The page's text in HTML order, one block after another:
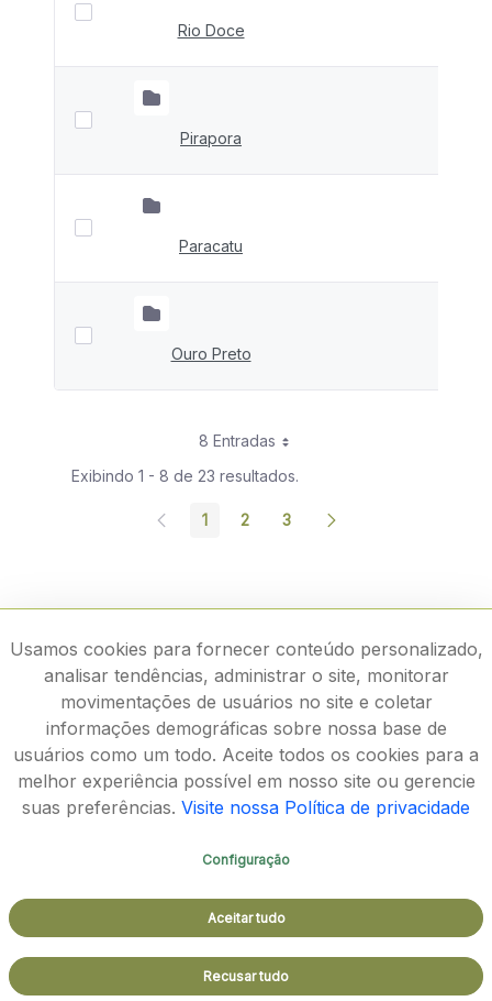
Rio Doce
Pirapora
Paracatu
Ouro Preto
8 Entradas
Exibindo 1 - 8 de 23 resultados.
Página
1 Página
2 Página
3
Rodovia João Paulo II, 4143, Bairro Serra Verde - CEP
31630-900
Aspectos legais e responsabilidades - Política de
Usamos cookies para fornecer conteúdo personalizado,
analisar tendências, administrar o site, monitorar
movimentações de usuários no site e coletar
informações demográficas sobre nossa base de
usuários como um todo. Aceite todos os cookies para a
melhor experiência possível em nosso site ou gerencie
suas preferências. Visite nossa Política de privacidade
Configuração
Aceitar tudo
Recusar tudo